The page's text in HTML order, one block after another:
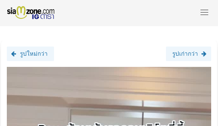
รูปใหม่กว่า รูปเก่ากว่า